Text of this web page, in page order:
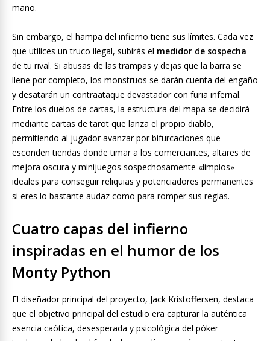
mano.
Sin embargo, el hampa del infierno tiene sus límites. Cada vez
que utilices un truco ilegal, subirás el medidor de sospecha
de tu rival. Si abusas de las trampas y dejas que la barra se
llene por completo, los monstruos se darán cuenta del engaño
y desatarán un contraataque devastador con furia infernal.
Entre los duelos de cartas, la estructura del mapa se decidirá
mediante cartas de tarot que lanza el propio diablo,
permitiendo al jugador avanzar por bifurcaciones que
esconden tiendas donde timar a los comerciantes, altares de
mejora oscura y minijuegos sospechosamente «limpios»
ideales para conseguir reliquias y potenciadores permanentes
si eres lo bastante audaz como para romper sus reglas.
Cuatro capas del infierno
inspiradas en el humor de los
Monty Python
El diseñador principal del proyecto, Jack Kristoffersen, destaca
que el objetivo principal del estudio era capturar la auténtica
esencia caótica, desesperada y psicológica del póker